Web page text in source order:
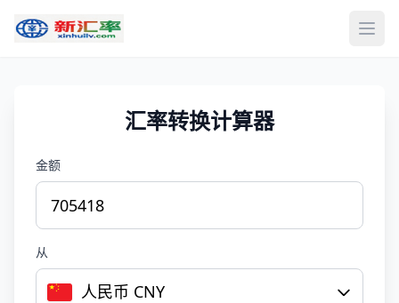
打开
汇率转换计算器
金额
从
人民币 CNY